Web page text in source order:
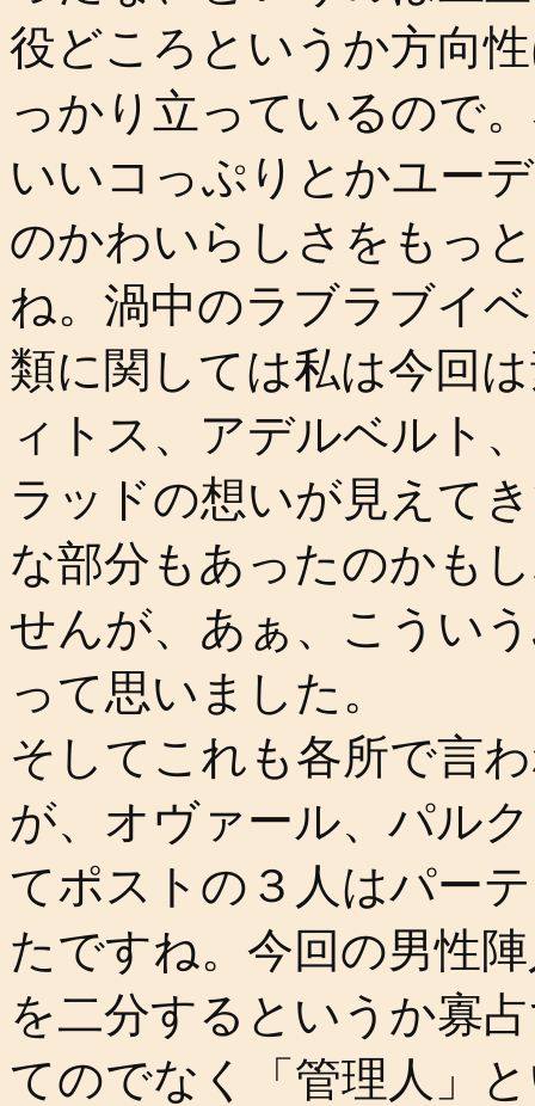
役どころというか方向
っかり立っているので
いいコっぷりとかユー
のかわいらしさをもっ
ね。渦中のラブラブイ
類に関しては私は今回
ィトス、アデルベルト
ラッドの想いが見えて
な部分もあったのかも
せんが、あぁ、こうい
って思いました。
そしてこれも各所で言
が、オヴァール、パル
てポストの３人はパー
たですね。今回の男性
を二分するというか寡
てのでなく「管理人」